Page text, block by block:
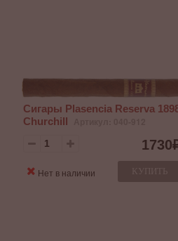
Сигары Plasencia Reserva
Churchill
1730
КУПИТЬ
Нет в наличии